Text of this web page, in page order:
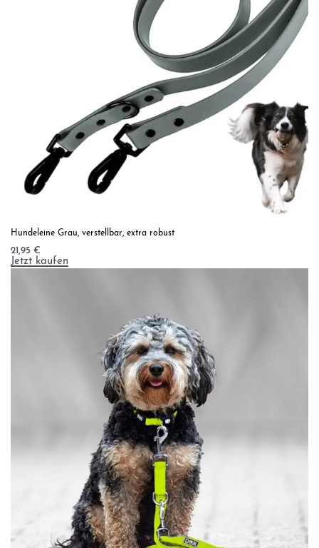
Hundeleine Grau, verstellbar, extra robust
21,95 €
Jetzt kaufen